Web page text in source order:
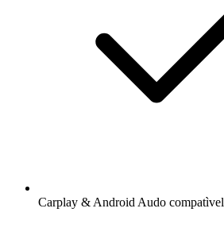
Carplay & Android Audo compatìvel